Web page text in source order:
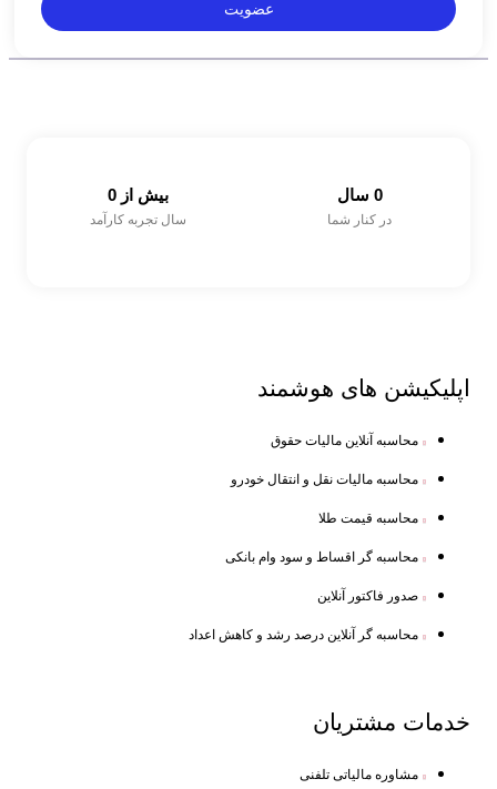
عضویت
در کنار شما
0
سال تجربه کارآمد
بیش از 0
اپلیکیشن های هوشمند
محاسبه آنلاین مالیات حقوق
محاسبه مالیات نقل و انتقال خودرو
محاسبه قیمت طلا
محاسبه گر اقساط و سود وام بانکی
صدور فاکتور آنلاین
محاسبه گر آنلاین درصد رشد و کاهش اعداد
خدمات مشتریان
مشاوره مالیاتی تلفنی